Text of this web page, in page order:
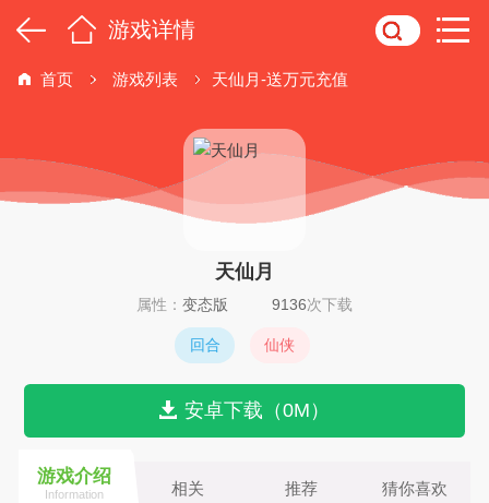
游戏详情
首页 游戏列表 天仙月-送万元充值
天仙月
属性： 变态版 9136次下载
回合 仙侠
安卓下载（0M）
游戏介绍
Information 相关 推荐 猜你喜欢